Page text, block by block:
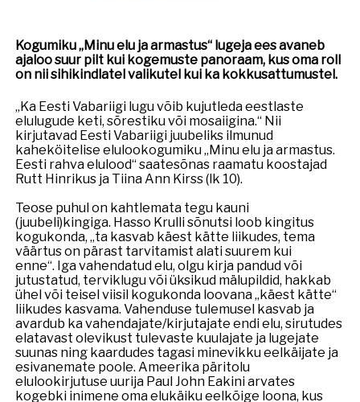
Kogumiku „Minu elu ja armastus“ lugeja ees avaneb
ajaloo suur pilt kui kogemuste panoraam, kus oma roll
on nii sihikindlatel valikutel kui ka kokkusattumustel.
„Ka Eesti Vabariigi lugu võib kujutleda eestlaste
elulugude keti, sõrestiku või mosaiigina.“ Nii
kirjutavad Eesti Vabariigi juubeliks ilmunud
kaheköitelise elulookogumiku „Minu elu ja armastus.
Eesti rahva elulood“ saatesõnas raamatu koostajad
Rutt Hinrikus ja Tiina Ann Kirss (lk 10).
Teose puhul on kahtlemata tegu kauni
(juubeli)kingiga. Hasso Krulli sõnutsi loob kingitus
kogukonda, „ta kasvab käest kätte liikudes, tema
väärtus on pärast tarvitamist alati suurem kui
enne“. Iga vahendatud elu, olgu kirja pandud või
jutustatud, terviklugu või üksikud mälupildid, hakkab
ühel või teisel viisil kogukonda loovana „käest kätte“
liikudes kasvama. Vahenduse tulemusel kasvab ja
avardub ka vahendajate/kirjutajate endi elu, sirutudes
elatavast olevikust tulevaste kuulajate ja lugejate
suunas ning kaardudes tagasi minevikku eelkäijate ja
esivanemate poole. Ameerika päritolu
elulookirjutuse uurija Paul John Eakini arvates
kogebki inimene oma elukäiku eelkõige loona, kus